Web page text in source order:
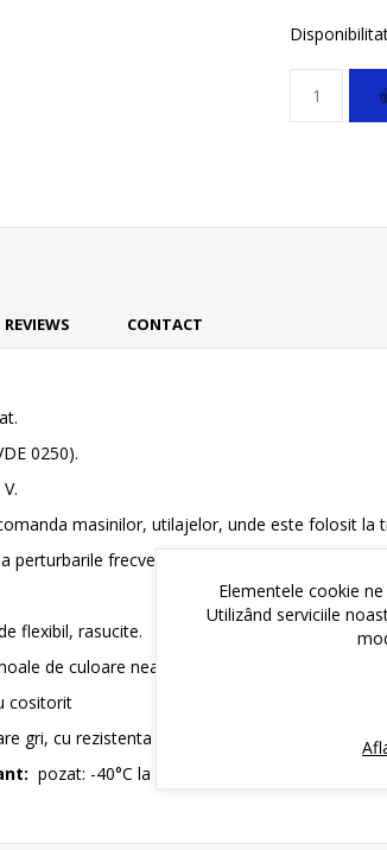
REVIEWS CONTACT
0250).
masinilor, utilajelor, unde este folosit la
perturbarile frecventiale, de exemplu la campuri
flexibil, rasucite.
de culoare neagra si un fir galben/verde.
cositorit
gri, cu rezistenta marita la ulei.
pozat: -40°C la +70°C, in miscare: -5 °C la +70
Elementele cookie
Utilizând serviciile